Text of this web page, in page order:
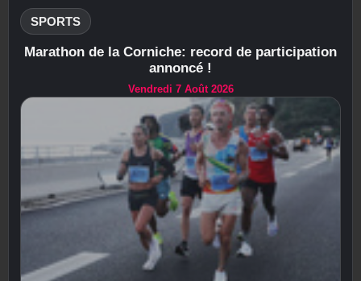
SPORTS
Marathon de la Corniche: record de participation
annoncé !
Vendredi 7 Août 2026